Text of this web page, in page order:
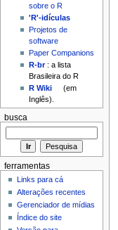
sobre o R
'R'-idículas
Projetos de
software
Paper Companions
R-br: a lista
Brasileira do R
R Wiki
(em
Inglês).
busca
ferramentas
Links para cá
Alterações recentes
Gerenciador de mídias
Índice do site